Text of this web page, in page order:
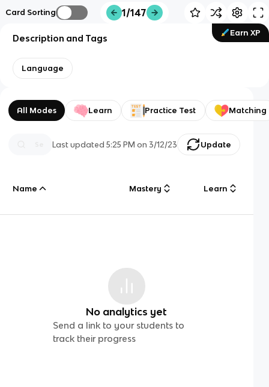
Card Sorting 1/147
Earn XP
Description and Tags
Language
All Modes Learn Practice Test Matching
Last updated5:25 PM on 3/12/23 Update
Name Mastery Learn
No analytics yet
Send a link to your students to
track their progress